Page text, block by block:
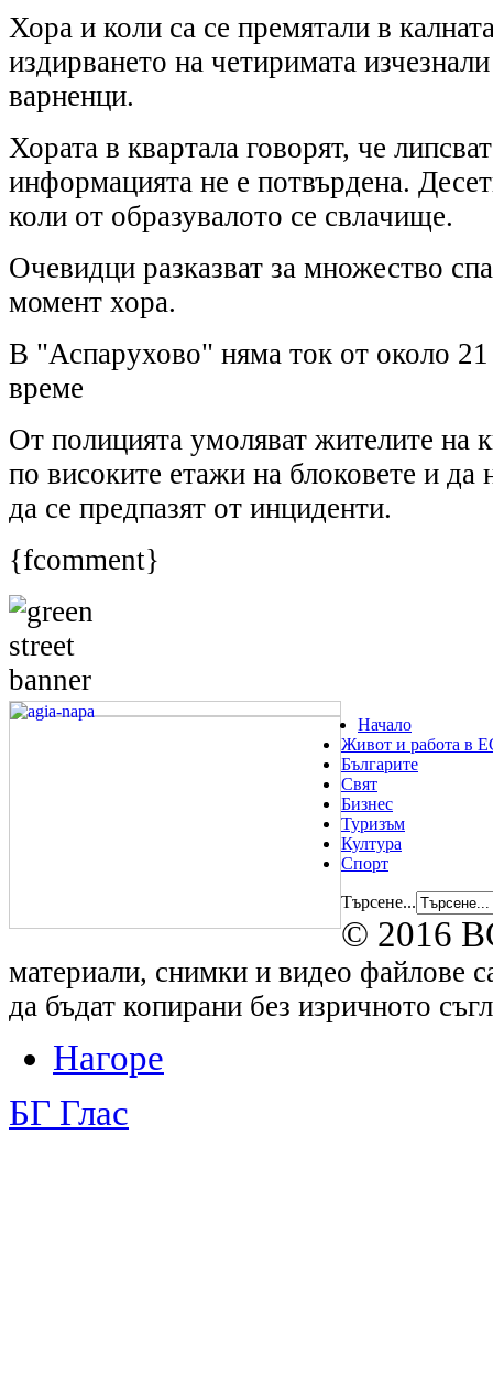
Хора и коли са се премятали в
издирването на четиримата
варненци.
Хората в квартала говорят, че
информацията не е потвърдена.
коли от образувалото се свлачище.
Очевидци разказват за множество
момент хора.
В "Аспарухово" няма ток от около 21
време
От полицията умоляват жителите на
по високите етажи на блоковете и да
да се предпазят от инциденти.
{fcomment}
Начало
Живот и работа в
Българите
Свят
Бизнес
Туризъм
Култура
Спорт
Търсене...
© 2016
материали, снимки и видео файлове
да бъдат копирани без изричното
Нагоре
БГ Глас